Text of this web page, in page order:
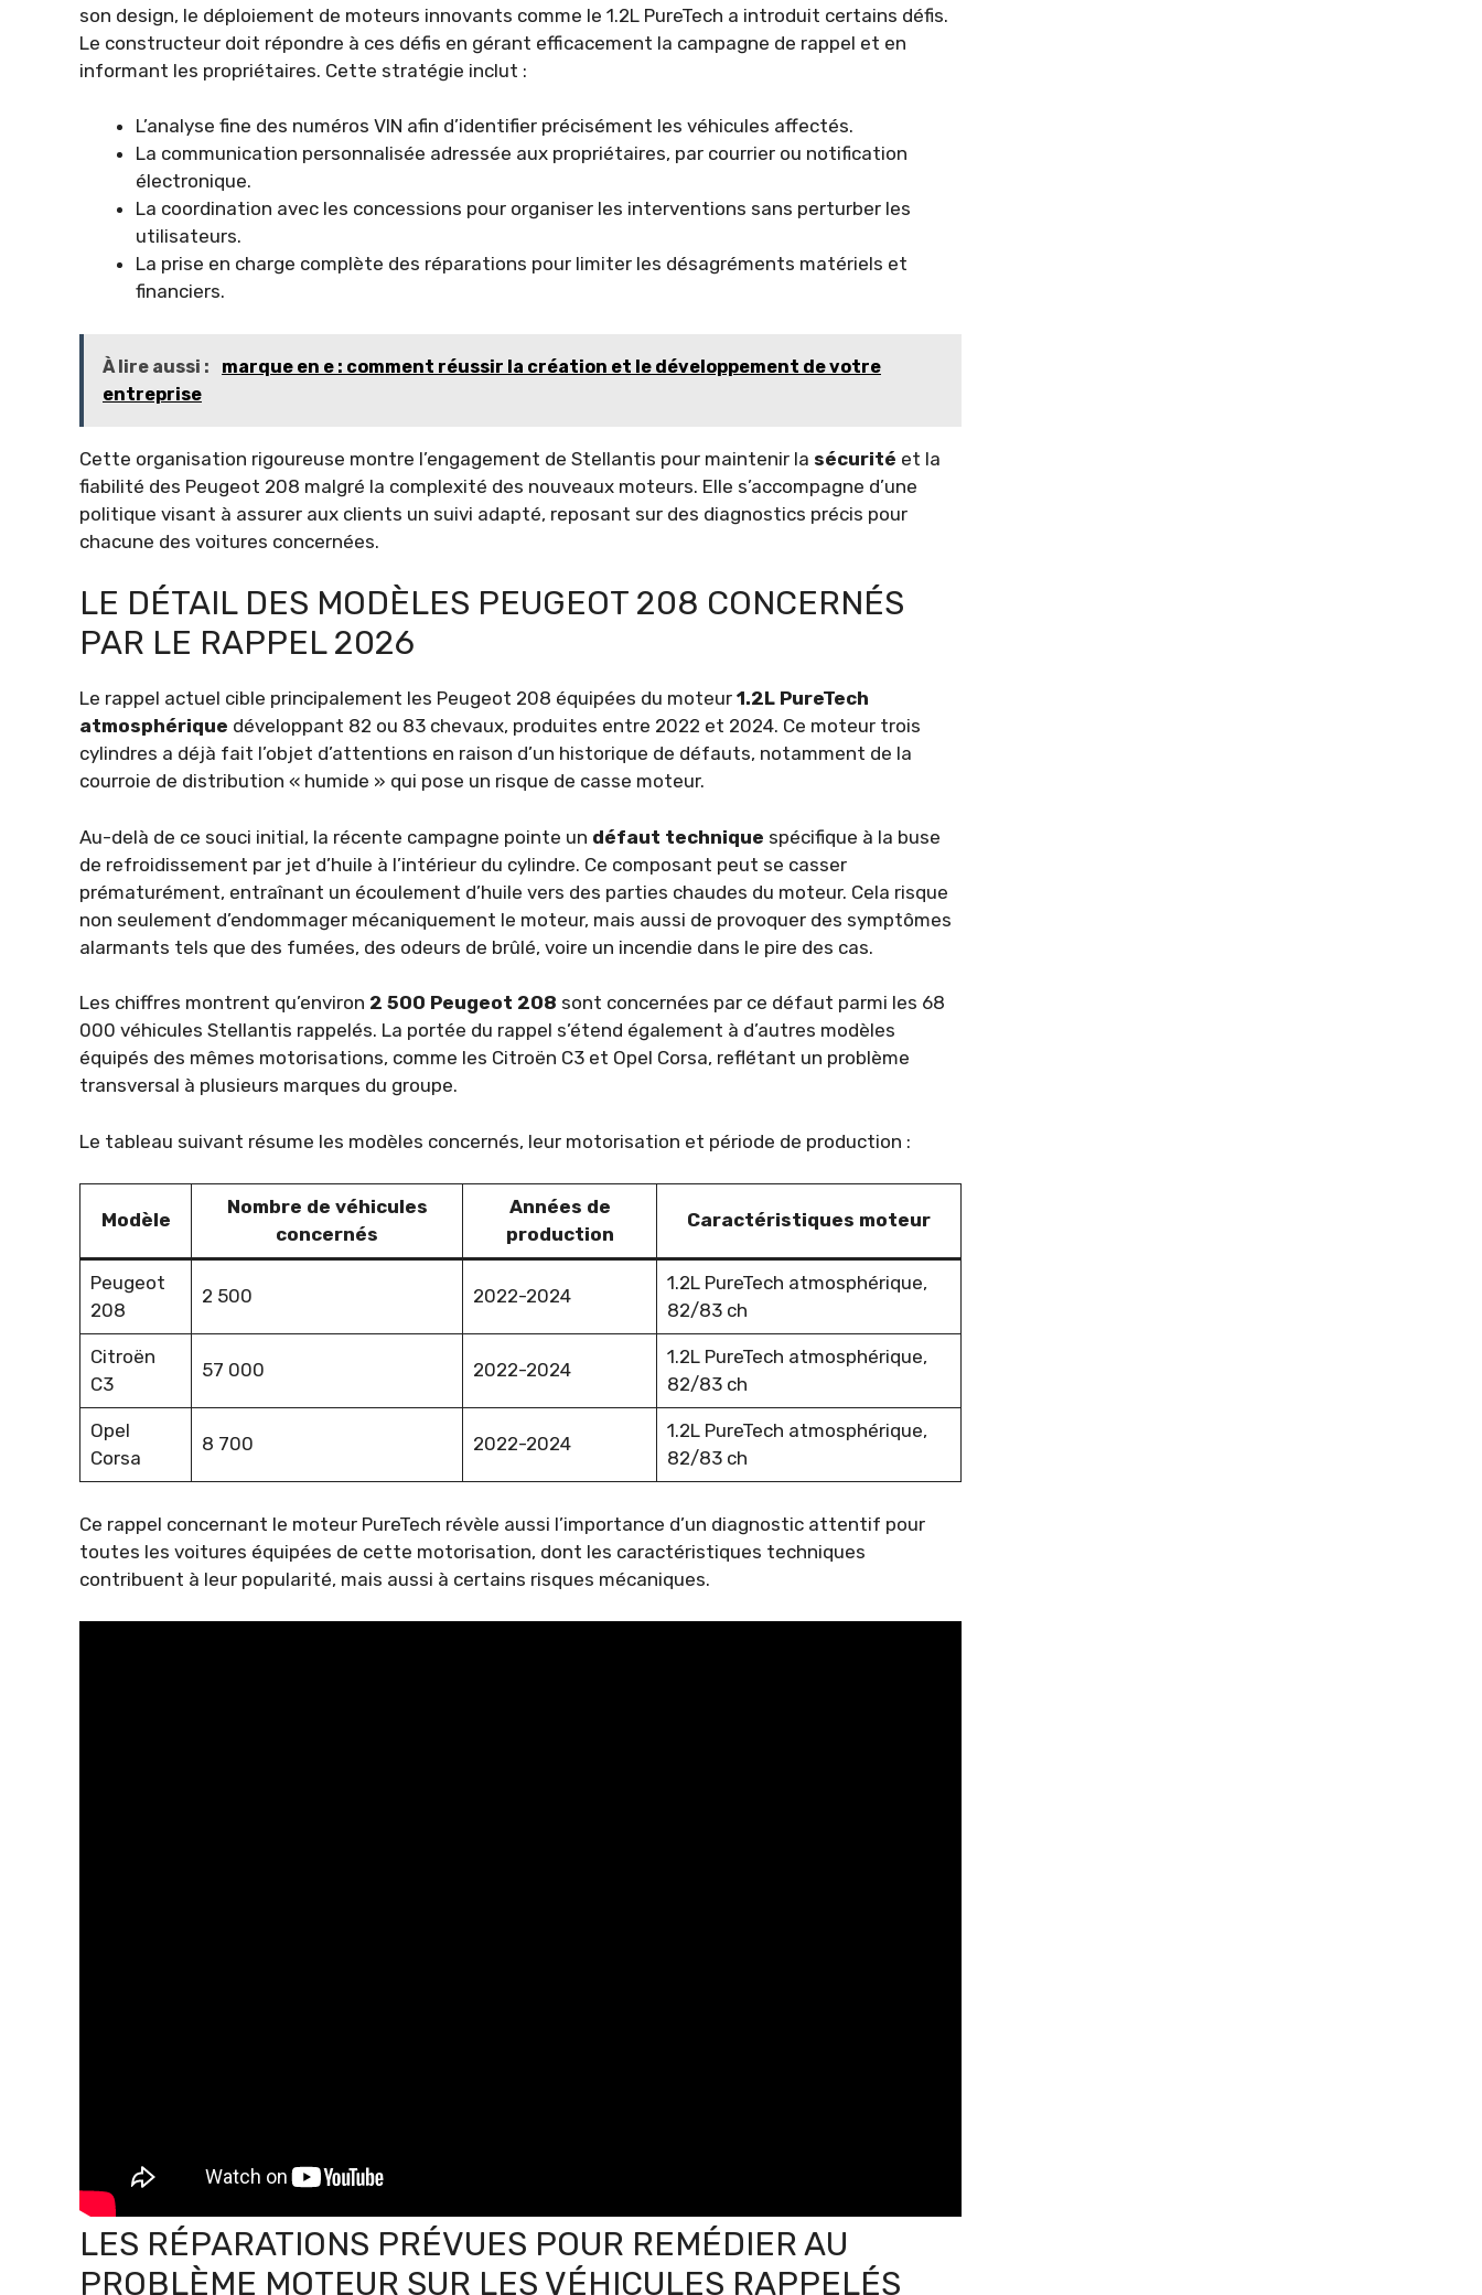
son design, le déploiement de moteurs innovants comme le 1.2L PureTech a introduit certains défis.
Le constructeur doit répondre à ces défis en gérant efficacement la campagne de rappel et en
informant les propriétaires. Cette stratégie inclut :
L’analyse fine des numéros VIN afin d’identifier précisément les véhicules affectés.
La communication personnalisée adressée aux propriétaires, par courrier ou notification
électronique.
La coordination avec les concessions pour organiser les interventions sans perturber les
utilisateurs.
La prise en charge complète des réparations pour limiter les désagréments matériels et
financiers.
À lire aussi :
marque en e : comment réussir la création et le développement de votre
entreprise
Cette organisation rigoureuse montre l’engagement de Stellantis pour maintenir la sécurité et la
fiabilité des Peugeot 208 malgré la complexité des nouveaux moteurs. Elle s’accompagne d’une
politique visant à assurer aux clients un suivi adapté, reposant sur des diagnostics précis pour
chacune des voitures concernées.
LE DÉTAIL DES MODÈLES PEUGEOT 208 CONCERNÉS
PAR LE RAPPEL 2026
Le rappel actuel cible principalement les Peugeot 208 équipées du moteur 1.2L PureTech
atmosphérique développant 82 ou 83 chevaux, produites entre 2022 et 2024. Ce moteur trois
cylindres a déjà fait l’objet d’attentions en raison d’un historique de défauts, notamment de la
courroie de distribution « humide » qui pose un risque de casse moteur.
Au-delà de ce souci initial, la récente campagne pointe un défaut technique spécifique à la buse
de refroidissement par jet d’huile à l’intérieur du cylindre. Ce composant peut se casser
prématurément, entraînant un écoulement d’huile vers des parties chaudes du moteur. Cela risque
non seulement d’endommager mécaniquement le moteur, mais aussi de provoquer des symptômes
alarmants tels que des fumées, des odeurs de brûlé, voire un incendie dans le pire des cas.
Les chiffres montrent qu’environ 2 500 Peugeot 208 sont concernées par ce défaut parmi les 68
000 véhicules Stellantis rappelés. La portée du rappel s’étend également à d’autres modèles
équipés des mêmes motorisations, comme les Citroën C3 et Opel Corsa, reflétant un problème
transversal à plusieurs marques du groupe.
Le tableau suivant résume les modèles concernés, leur motorisation et période de production :
Modèle
Nombre de véhicules
concernés
Années de
production
Caractéristiques moteur
Peugeot
208
2 500 2022-2024
1.2L PureTech atmosphérique,
82/83 ch
Citroën
C3
57 000 2022-2024
1.2L PureTech atmosphérique,
82/83 ch
Opel
Corsa
8 700 2022-2024
1.2L PureTech atmosphérique,
82/83 ch
Ce rappel concernant le moteur PureTech révèle aussi l’importance d’un diagnostic attentif pour
toutes les voitures équipées de cette motorisation, dont les caractéristiques techniques
contribuent à leur popularité, mais aussi à certains risques mécaniques.
LES RÉPARATIONS PRÉVUES POUR REMÉDIER AU
PROBLÈME MOTEUR SUR LES VÉHICULES RAPPELÉS